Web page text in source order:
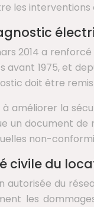
les interventions
2014 a
1975, et
doit être
améliorer la
un document
non-
civile du
autorisée du
les